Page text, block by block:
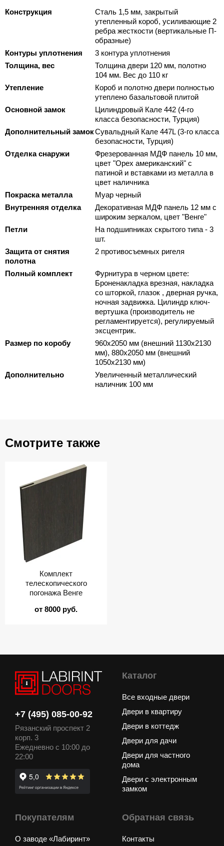
Конструкция
Сталь 1,5 мм, закрытый
утепленный короб, усиливающие 2
ребра жесткости (вертикальные П-
образные)
Контуры уплотнения
3 контура уплотнения
Толщина, вес
Толщина двери 120 мм, полотно
104 мм. Вес до 110 кг
Утепление
Короб и полотно двери полностью
утеплено базальтовой плитой
Основной замок
Цилиндровый Кале 442 (4-го
класса безопасности, Турция)
Дополнительный замокСувальдный Кале 447L (3-го класса
безопасности, Турция)
Отделка снаружи
Фрезерованная МДФ панель 10 мм,
цвет "Орех американский" с
патиной и вставками из металла в
цвет наличника
Покраска металла
Муар черный
Внутренняя отделка
Декоративная МДФ панель 12 мм с
широким зеркалом, цвет "Венге"
Петли
На подшипниках скрытого типа - 3
шт.
Защита от снятия
полотна
2 противосъемных ригеля
Полный комплект
Фурнитура в черном цвете:
Броненакладка врезная, накладка
со шторкой, глазок , дверная ручка,
ночная задвижка. Цилиндр ключ-
вертушка (производитель не
регламентируется), регулируемый
эксцентрик.
Размер по коробу
960х2050 мм (внешний 1130х2130
мм), 880х2050 мм (внешний
1050х2130 мм)
Дополнительно
Увеличенный металлический
наличник 100 мм
Смотрите также
Комплект
телескопического
погонажа Венге
от 8000 руб.
+7 (495) 085-00-92
Рязанский проспект 2
корп. 3
Ежедневно с 10:00 до
22:00
Каталог
Все входные двери
Двери в квартиру
Двери в коттедж
Двери для дачи
Двери для частного
дома
Двери с электронным
замком
Покупателям
О заводе «Лабиринт»
Обратная связь
Контакты